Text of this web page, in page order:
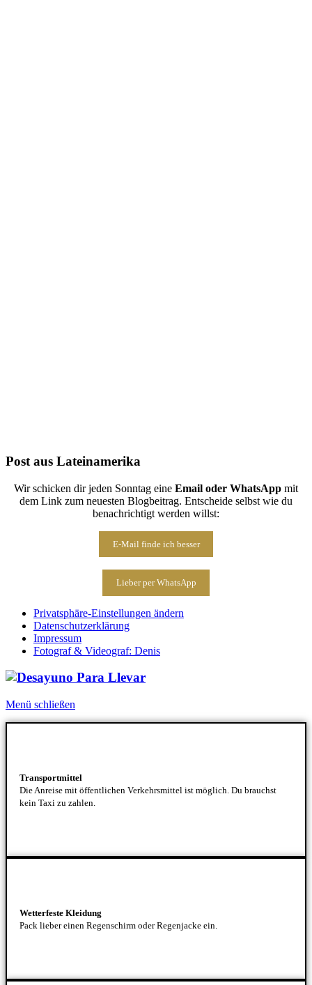
Post aus Lateinamerika
Wir schicken dir jeden Sonntag eine Email oder WhatsApp mit
dem Link zum neuesten Blogbeitrag. Entscheide selbst wie du
benachrichtigt werden willst:
E-Mail finde ich besser
Lieber per WhatsApp
Privatsphäre-Einstellungen ändern
Datenschutzerklärung
Impressum
Fotograf & Videograf: Denis
Menü schließen
Transportmittel
Die Anreise mit öffentlichen Verkehrsmittel ist möglich. Du brauchst
kein Taxi zu zahlen.
Wetterfeste Kleidung
Pack lieber einen Regenschirm oder Regenjacke ein.